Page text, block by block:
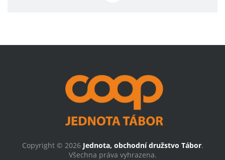
Copyright © 2026 Jednota, obchodní družstvo Tábor.
Všechna práva vyhrazena.